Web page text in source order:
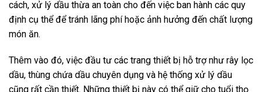
cách, xử lý dầu thừa an toàn cho đến việc ban hành các quy
định cụ thể để tránh lãng phí hoặc ảnh hưởng đến chất lượng
món ăn.
Thêm vào đó, việc đầu tư các trang thiết bị hỗ trợ như rây lọc
dầu, thùng chứa dầu chuyên dụng và hệ thống xử lý dầu
cũng rất cần thiết. Những thiết bị này có thể giữ cho tuổi thọ